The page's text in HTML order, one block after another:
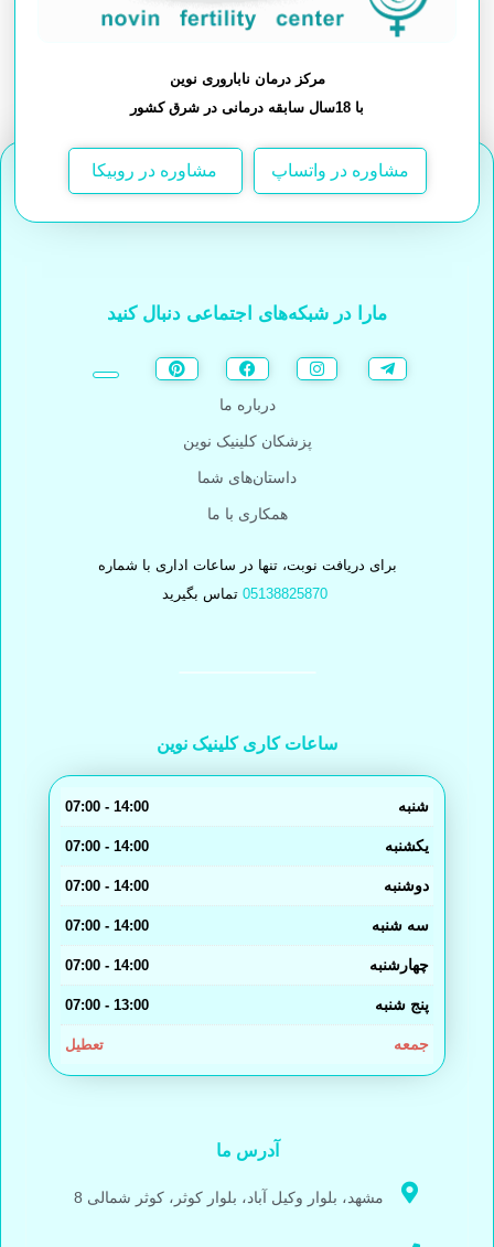
مرکز درمان ناباروری نوین
با 18سال سابقه درمانی در شرق کشور
مشاوره در واتساپ مشاوره در روبیکا
مارا در شبکه‌های اجتماعی دنبال کنید
درباره ما
پزشکان کلینیک نوین
داستان‌های شما
همکاری با ما
برای دریافت نوبت، تنها در ساعات اداری با شماره
05138825870تماس بگیرید
ساعات کاری کلینیک نوین
شنبه 14:00 - 07:00
یکشنبه 14:00 - 07:00
دوشنبه 14:00 - 07:00
سه شنبه 14:00 - 07:00
چهارشنبه 14:00 - 07:00
پنج شنبه 13:00 - 07:00
جمعه تعطیل
آدرس ما
مشهد، بلوار وکیل آباد، بلوار کوثر، کوثر شمالی 8